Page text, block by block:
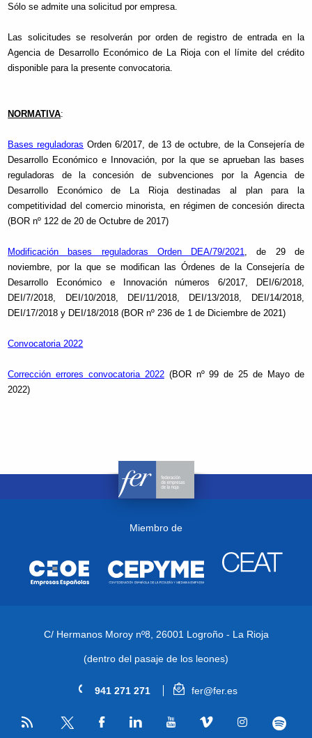
Sólo se admite una solicitud por empresa.
Las solicitudes se resolverán por orden de registro de entrada en la
Agencia de Desarrollo Económico de La Rioja con el límite del crédito
disponible para la presente convocatoria.
NORMATIVA:
Bases reguladoras Orden 6/2017, de 13 de octubre, de la Consejería de
Desarrollo Económico e Innovación, por la que se aprueban las bases
reguladoras de la concesión de subvenciones por la Agencia de
Desarrollo Económico de La Rioja destinadas al plan para la
competitividad del comercio minorista, en régimen de concesión directa
(BOR nº 122 de 20 de Octubre de 2017)
Modificación bases reguladoras Orden DEA/79/2021
, de 29 de
noviembre, por la que se modifican las Órdenes de la Consejería de
Desarrollo Económico e Innovación números 6/2017, DEI/6/2018,
DEI/7/2018, DEI/10/2018, DEI/11/2018, DEI/13/2018, DEI/14/2018,
DEI/17/2018 y DEI/18/2018 (BOR nº 236 de 1 de Diciembre de 2021)
Convocatoria 2022
Corrección errores convocatoria 2022(BOR nº 99 de 25 de Mayo de
2022)
Miembro de
C/ Hermanos Moroy nº8, 26001 Logroño - La Rioja
(dentro del pasaje de los leones)
941 271 271 fer@fer.es
RSS